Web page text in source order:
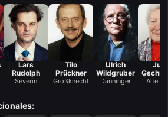
Lars
Rudolph
Severin
Tilo
Prückner
Großknecht
Ulrich
Wildgruber
Danninger
Julia
Alte